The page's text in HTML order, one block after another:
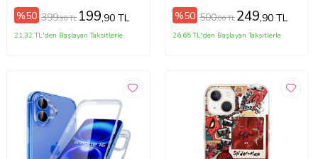
%50 399,90 TL 199,90 TL
21,32 TL'den Başlayan Taksitlerle
%50 500,00 TL 249,90 TL
26,65 TL'den Başlayan Taksitlerle